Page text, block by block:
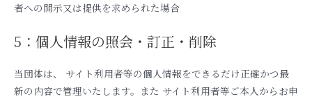
者への開示又は提供を求められた場合
5：個人情報の照会・訂正・削除
当団体は、 サイト利用者等の個人情報をできるだけ正確かつ最
新の内容で管理いたします。また サイト利用者等ご本人からお申